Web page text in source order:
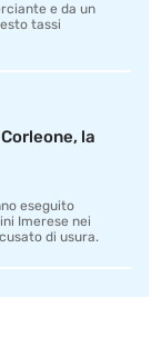
e da un
tassi
la
eseguito
Imerese nei
di usura.